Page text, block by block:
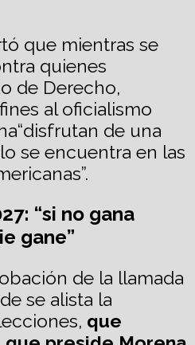
que mientras se
quienes
de Derecho,
al oficialismo
de una
se encuentra en las
“si no gana
gane”
de la llamada
se alista la
que